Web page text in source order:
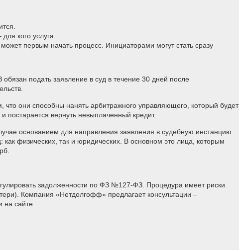
кого услуга
первым начать процесс. Инициаторами могут стать сразу
подать заявление в суд в течение 30 дней после
они способны нанять арбитражного управляющего, который будет
постарается вернуть невыплаченный кредит.
основанием для направления заявления в судебную инстанцию
как физических, так и юридических. В основном это лица, которым
задолженности по ФЗ №127-ФЗ. Процедура имеет риски
Компания «Нетдолгофф» предлагает консультации –
сайте.